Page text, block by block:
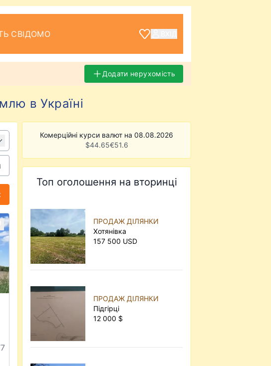
СВІДОМО
Додати нерухомість
в Україні
Комерційні курси валют на 08.08.2026
$44.65€51.6
Топ оголошення на вторинці
ПРОДАЖ ДІЛЯНКИ
Хотянівка
157 500 USD
ПРОДАЖ ДІЛЯНКИ
Підгірці
12 000 $